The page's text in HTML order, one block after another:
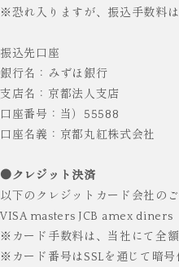
※恐れ入りますが、振込手数料は
振込先口座
銀行名：みずほ銀行
支店名：京都法人支店
口座番号：当）55588
口座名義：京都丸紅株式会社
●クレジット決済
以下のクレジットカード会社の
VISA masters JCB amex diners
※カード手数料は、当社にて全額
※カード番号はSSLを通じて暗号